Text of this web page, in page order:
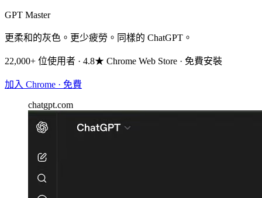
GPT Master
更柔和的灰色。更少疲勞。同樣的 ChatGPT。
22,000+ 位使用者 · 4.8★ Chrome Web Store · 免費安裝
加入 Chrome · 免費
chatgpt.com